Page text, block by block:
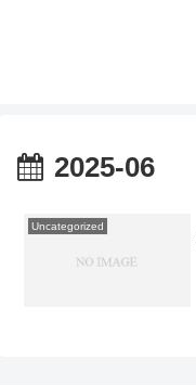
2025-06
Uncategorized